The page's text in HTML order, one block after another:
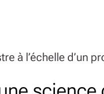
à l’échelle d’un